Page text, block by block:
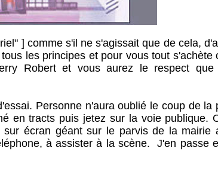
] comme s'il ne s'agissait que de cela,
les principes et pour vous tout s'achète
Robert et vous aurez le respect que
Personne n'aura oublié le coup de la
en tracts puis jetez sur la voie publique.
écran géant sur le parvis de la mairie
à assister à la scène. J'en passe